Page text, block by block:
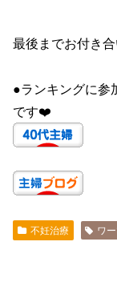
最後までお付き
●ランキングに参
です❤️
不妊治療 ワ